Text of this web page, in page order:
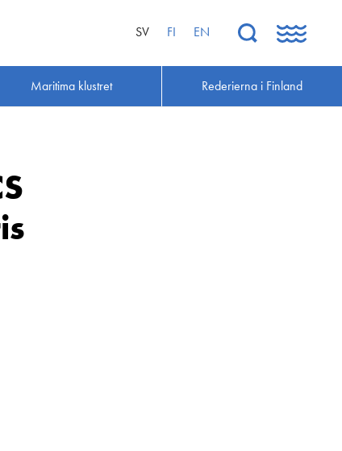
SV FI EN
Maritima klustret Rederierna i Finland